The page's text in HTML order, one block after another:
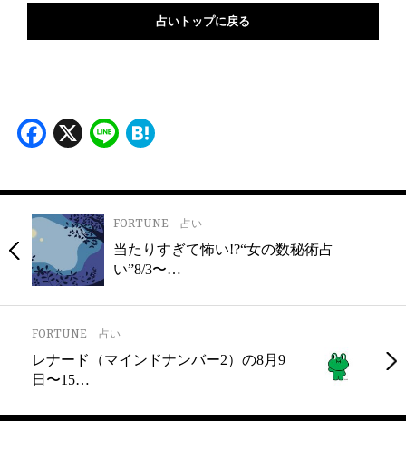
占いトップに戻る
Facebook
X Line
FORTUNE 占い
当たりすぎて怖い!?“女の数秘術占
い”8/3〜…
FORTUNE 占い
レナード（マインドナンバー2）の8月9
日〜15…